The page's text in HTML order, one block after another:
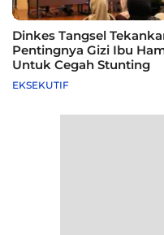
Dinkes Tangsel
Pentingnya Gizi Ibu
Untuk Cegah Stunting
EKSEKUTIF